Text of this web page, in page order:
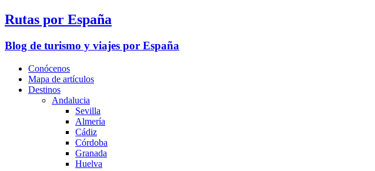
Rutas por España
Blog de turismo y viajes por España
Conócenos
Mapa de artículos
Destinos
Andalucia
Sevilla
Almería
Cádiz
Córdoba
Granada
Huelva